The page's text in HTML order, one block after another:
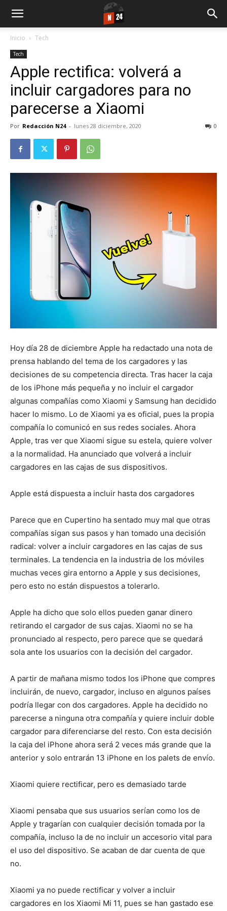
Inicio Tech
Tech
Apple rectifica: volverá a
incluir cargadores para no
parecerse a Xiaomi
Por Redacción N24 - lunes 28 diciembre, 2020 0
Hoy día 28 de diciembre Apple ha redactado una nota de
prensa hablando del tema de los cargadores y las
decisiones de su competencia directa. Tras hacer la caja
de los iPhone más pequeña y no incluir el cargador
algunas compañías como Xiaomi y Samsung han decidido
hacer lo mismo. Lo de Xiaomi ya es oficial, pues la propia
compañía lo comunicó en sus redes sociales. Ahora
Apple, tras ver que Xiaomi sigue su estela, quiere volver
a la normalidad. Ha anunciado que volverá a incluir
cargadores en las cajas de sus dispositivos.
Apple está dispuesta a incluir hasta dos cargadores
Parece que en Cupertino ha sentado muy mal que otras
compañías sigan sus pasos y han tomado una decisión
radical: volver a incluir cargadores en las cajas de sus
terminales. La tendencia en la industria de los móviles
muchas veces gira entorno a Apple y sus decisiones,
pero esto no están dispuestos a tolerarlo.
Apple ha dicho que solo ellos pueden ganar dinero
retirando el cargador de sus cajas. Xiaomi no se ha
pronunciado al respecto, pero parece que se quedará
sola ante los usuarios con la decisión del cargador.
A partir de mañana mismo todos los iPhone que compres
incluirán, de nuevo, cargador, incluso en algunos países
podría llegar con dos cargadores. Apple ha decidido no
parecerse a ninguna otra compañía y quiere incluir doble
cargador para diferenciarse del resto. Con esta decisión
la caja del iPhone ahora será 2 veces más grande que la
anterior y solo entrarán 13 iPhone en los palets de envío.
Xiaomi quiere rectificar, pero es demasiado tarde
Xiaomi pensaba que sus usuarios serían como los de
Apple y tragarían con cualquier decisión tomada por la
compañía, incluso la de no incluir un accesorio vital para
el uso del dispositivo. Se acaban de dar cuenta de que
no.
Xiaomi ya no puede rectificar y volver a incluir
cargadores en los Xiaomi Mi 11, pues se han gastado ese